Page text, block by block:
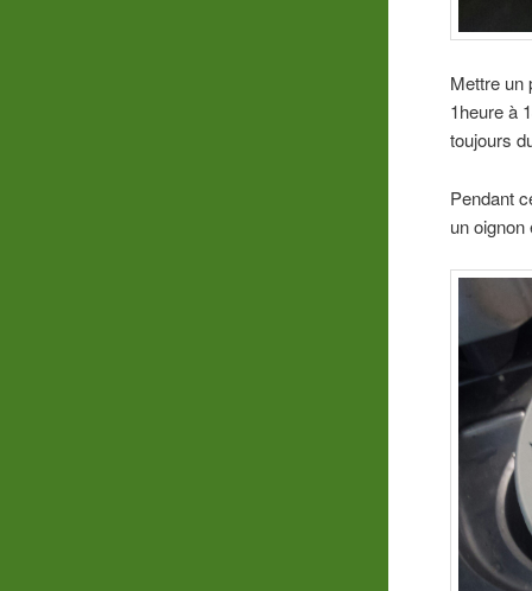
Mettre un
1heure à
toujours
Pendant
un oignon